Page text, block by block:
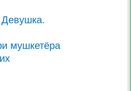
мушкетёра